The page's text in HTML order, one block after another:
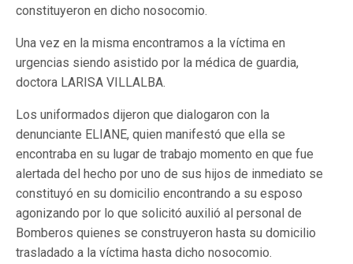
constituyeron en dicho nosocomio.
Una vez en la misma encontramos a la víctima en
urgencias siendo asistido por la médica de guardia,
doctora LARISA VILLALBA.
Los uniformados dijeron que dialogaron con la
denunciante ELIANE, quien manifestó que ella se
encontraba en su lugar de trabajo momento en que fue
alertada del hecho por uno de sus hijos de inmediato se
constituyó en su domicilio encontrando a su esposo
agonizando por lo que solicitó auxilió al personal de
Bomberos quienes se construyeron hasta su domicilio
trasladado a la víctima hasta dicho nosocomio.